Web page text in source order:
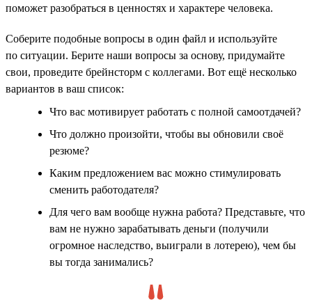
поможет разобраться в ценностях и характере человека.
Соберите подобные вопросы в один файл и используйте
по ситуации. Берите наши вопросы за основу, придумайте
свои, проведите брейнсторм с коллегами. Вот ещё несколько
вариантов в ваш список:
Что вас мотивирует работать с полной самоотдачей?
Что должно произойти, чтобы вы обновили своё
резюме?
Каким предложением вас можно стимулировать
сменить работодателя?
Для чего вам вообще нужна работа? Представьте, что
вам не нужно зарабатывать деньги (получили
огромное наследство, выиграли в лотерею), чем бы
вы тогда занимались?